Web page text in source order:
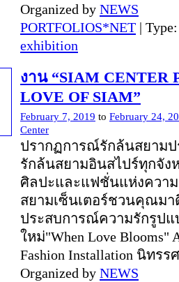
Organized by NEWS
PORTFOLIOS*NET |
exhibition
งาน “SIAM CENTER
LOVE OF SIAM”
February 7, 2019 to February 24,
Center
ปรากฏการณ์รักล้นสยาม
รักล้นสยามอินสไปร์ทุกจัง
ศิลปะและแฟชั่นแห่งควา
สยามเซ็นเตอร์ชวนคุณมา
ประสบการณ์ความรักรูปแ
ใหม่"When Love Blooms"
Fashion Installation นิทรร
Organized by NEWS